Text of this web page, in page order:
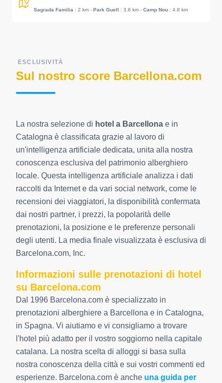
Sagrada Familia : 2 km - Park Guell : 3.8 km - Camp Nou : 4.8 km
ESCLUSIVITÀ
Sul nostro score Barcellona.com
La nostra selezione di hotel a Barcellona e in
Catalogna è classificata grazie al lavoro di
un'intelligenza artificiale dedicata, unita alla nostra
conoscenza esclusiva del patrimonio alberghiero
locale. Questa intelligenza artificiale analizza i dati
raccolti da Internet e da vari social network, come le
recensioni dei viaggiatori, la disponibilità confermata
dai nostri partner, i prezzi, la popolarità delle
prenotazioni, la posizione e le preferenze personali
degli utenti. La media finale visualizzata è esclusiva di
Barcelona.com, Inc.
Informazioni sulle prenotazioni di hotel
su Barcelona.com
Dal 1996 Barcelona.com è specializzato in
prenotazioni alberghiere a Barcellona e in Catalogna,
in Spagna. Vi aiutiamo e vi consigliamo a trovare
l'hotel più adatto per il vostro soggiorno nella capitale
catalana. La nostra scelta di alloggi si basa sulla
nostra conoscenza della città e sui vostri commenti ed
esperienze. Barcelona.com è anche una guida per